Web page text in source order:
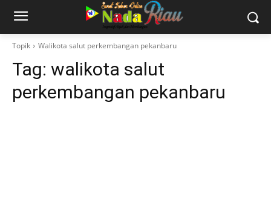
Topik Walikota salut perkembangan pekanbaru
Tag: walikota salut
perkembangan pekanbaru